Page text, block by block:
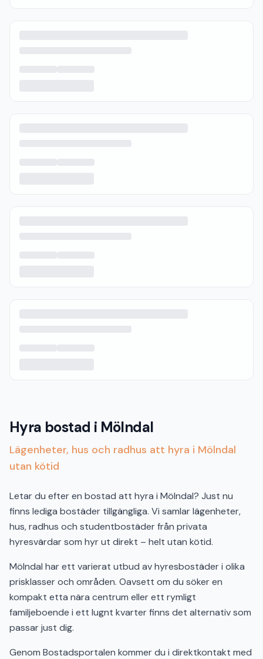
Hyra bostad i Mölndal
Lägenheter, hus och radhus att hyra i Mölndal
utan kötid
Letar du efter en bostad att hyra i Mölndal? Just nu
finns lediga bostäder tillgängliga. Vi samlar lägenheter,
hus, radhus och studentbostäder från privata
hyresvärdar som hyr ut direkt – helt utan kötid.
Mölndal har ett varierat utbud av hyresbostäder i olika
prisklasser och områden. Oavsett om du söker en
kompakt etta nära centrum eller ett rymligt
familjeboende i ett lugnt kvarter finns det alternativ som
passar just dig.
Genom Bostadsportalen kommer du i direktkontakt med